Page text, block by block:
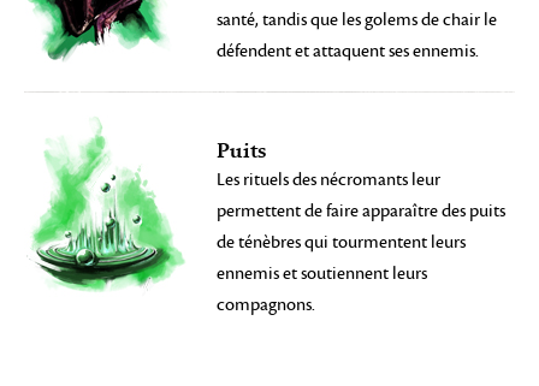
santé, tandis que les golems de chair le
défendent et attaquent ses ennemis.
Puits
Les rituels des nécromants leur
permettent de faire apparaître des puits
de ténèbres qui tourmentent leurs
ennemis et soutiennent leurs
compagnons.